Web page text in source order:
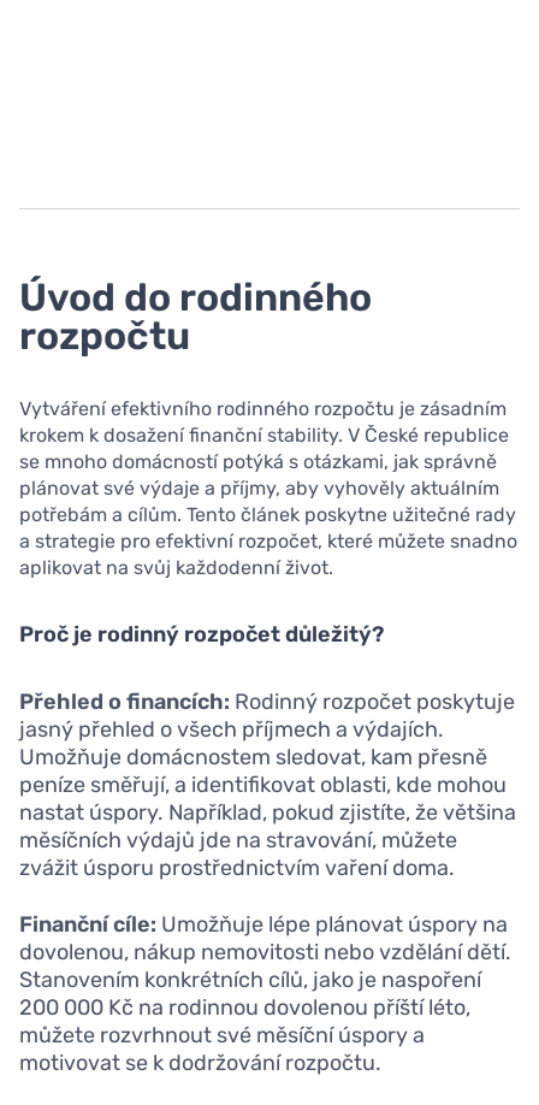
Úvod do rodinného
rozpočtu
Vytváření efektivního rodinného rozpočtu je zásadním
krokem k dosažení finanční stability. V České republice
se mnoho domácností potýká s otázkami, jak správně
plánovat své výdaje a příjmy, aby vyhověly aktuálním
potřebám a cílům. Tento článek poskytne užitečné rady
a strategie pro efektivní rozpočet, které můžete snadno
aplikovat na svůj každodenní život.
Proč je rodinný rozpočet důležitý?
Přehled o financích: Rodinný rozpočet poskytuje
jasný přehled o všech příjmech a výdajích.
Umožňuje domácnostem sledovat, kam přesně
peníze směřují, a identifikovat oblasti, kde mohou
nastat úspory. Například, pokud zjistíte, že většina
měsíčních výdajů jde na stravování, můžete
zvážit úsporu prostřednictvím vaření doma.
Finanční cíle: Umožňuje lépe plánovat úspory na
dovolenou, nákup nemovitosti nebo vzdělání dětí.
Stanovením konkrétních cílů, jako je naspoření
200 000 Kč na rodinnou dovolenou příští léto,
můžete rozvrhnout své měsíční úspory a
motivovat se k dodržování rozpočtu.